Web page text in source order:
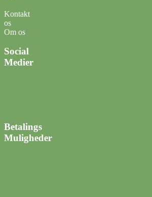
Kontakt
os
Om os
Social
Medier
Betalings
Muligheder